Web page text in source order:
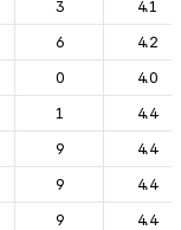
3
4.1
6
4.2
0
4.0
1
4.4
9
4.4
9
4.4
9
4.4